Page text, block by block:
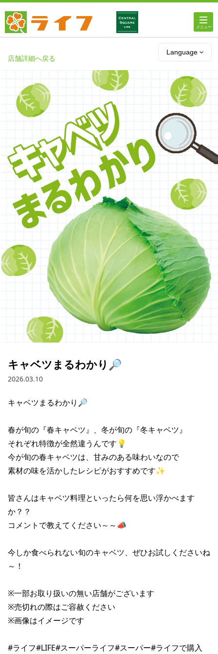
Language
店舗・チラシ情報
オンラインストア
ライフネットスーパー
企業情報
IR情報
採用情報
お問い合わせ
Contact us in English
店舗詳細へ戻る
キャベツまるわかり🔎
2026.03.10
キャベツまるわかり🔎
春が旬の『春キャベツ』、冬が旬の『冬キャベツ』
それぞれ特徴が全然違うんです💡
今が旬の春キャベツは、甘みのある味わいなので
素材の味を活かしたレシピがおすすめです✨
皆さんはキャベツ料理といったら何を思い浮かべます
か？？
コメントで教えてください～～📣
今しか食べられない旬のキャベツ、ぜひお試しくださいね
～！
※一部お取り扱いの無い店舗がございます
※売切れの際はご容赦ください
※画像はイメージです
#ライフ#LIFE#スーパーライフ#スーパー#ライフで購入